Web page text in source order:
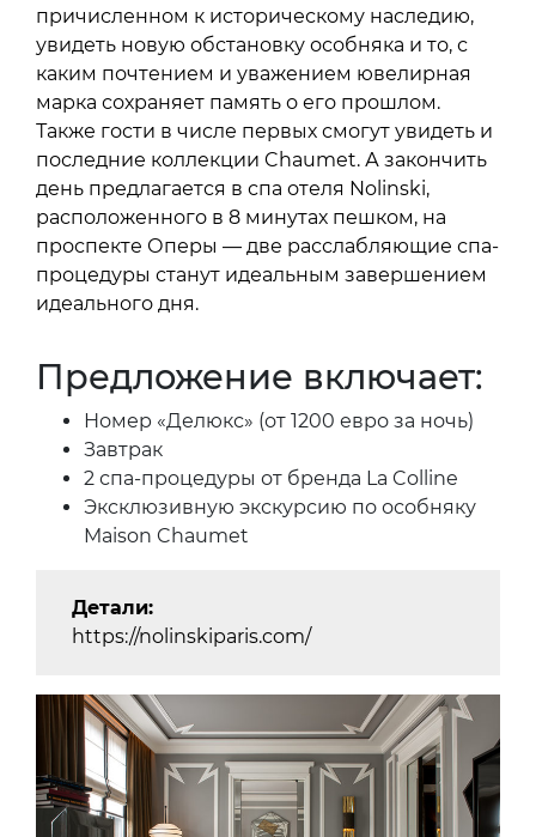
причисленном к историческому наследию,
увидеть новую обстановку особняка и то, с
каким почтением и уважением ювелирная
марка сохраняет память о его прошлом.
Также гости в числе первых смогут увидеть и
последние коллекции Chaumet. А закончить
день предлагается в спа отеля Nolinski,
расположенного в 8 минутах пешком, на
проспекте Оперы — две расслабляющие спа-
процедуры станут идеальным завершением
идеального дня.
Предложение включает:
Номер «Делюкс» (от 1200 евро за ночь)
Завтрак
2 спа-процедуры от бренда La Colline
Эксклюзивную экскурсию по особняку
Maison Chaumet
Детали:
https://nolinskiparis.com/